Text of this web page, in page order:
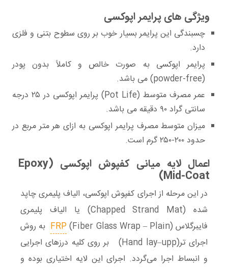
ویژگی های پرایمر اپوکسی
چسبندگی این پرایمر بسیار خوب بر روی سطوح بتنی و فلزی
دارد.
پرایمر اپوکسی به صورت خالص و کاملاً بدون پودر
(powder-free) می باشد.
عمر مصرف متوسط (Pot Life) پرایمر اپوکسی در ۲۵ درجه
سانتی گراد ۹۰ دقیقه می باشد.
میزان متوسط مصرف پرایمر اپوکسی به ازای هر متر مربع در
حدود ۲۰۰-۲۵۰ گرم است.
اعمال لایه میانی کفپوش ا‌پوکسی (Epoxy
Mid-Coat)
در این مرحله از اجرای کفپوش ‌اپوکسی، الیاف پلیمری چاپد
شده (Chapped Strand Mat) یا الیاف پلیمری
فایبرگلاس
FRP (Fiber Glass Wrap – Plain) به روش
اجرای تر(Hand lay–upp) بر روی کلیه درزهای اجرایی
و انبساط اجرا می‌گردد. اجرای این لایه اختیاری بوده و